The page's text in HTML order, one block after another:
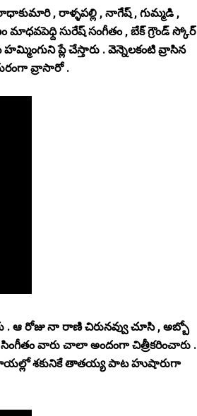
, రాళ్ళపల్లి , నాగేష్ , గుమ్మడి ,
సురేష్ సంగీతం , బేక్ గ్రౌండ్ స్కోర్
ప్లే చేస్తారు . వెన్నెలకంటి వ్రాసిన
వ్రాసారో .
ఆ రోజు నా రాణి చిరునవ్వు చూసి , అబ్బో
వారు చాలా అందంగా చిత్రీకరించారు .
శకునికే తాతయ్య పాట హుషారుగా